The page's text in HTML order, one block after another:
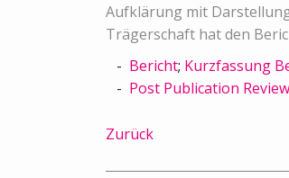
Aufklärung mit
Trägerschaft hat den
Bericht; Kurzfassung
Post Publication Review
Zurück